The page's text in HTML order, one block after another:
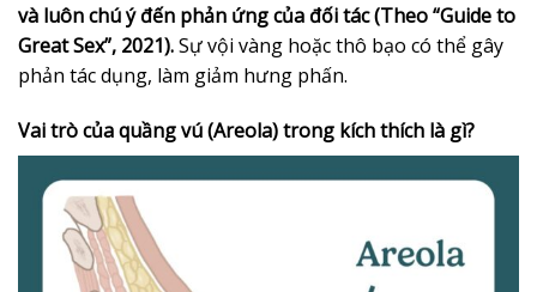
và luôn chú ý đến phản ứng của đối tác (Theo “Guide to
Great Sex”, 2021).Sự vội vàng hoặc thô bạo có thể gây
phản tác dụng, làm giảm hưng phấn.
Vai trò của quầng vú (Areola) trong kích thích là gì?